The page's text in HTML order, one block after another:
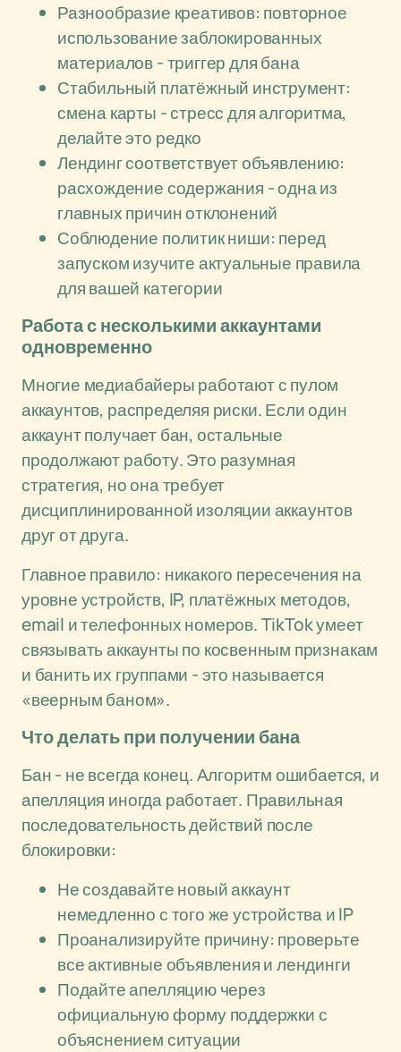
Разнообразие креативов: повторное
использование заблокированных
материалов - триггер для бана
Стабильный платёжный инструмент:
смена карты - стресс для алгоритма,
делайте это редко
Лендинг соответствует объявлению:
расхождение содержания - одна из
главных причин отклонений
Соблюдение политик ниши: перед
запуском изучите актуальные правила
для вашей категории
Работа с несколькими аккаунтами
одновременно
Многие медиабайеры работают с пулом
аккаунтов, распределяя риски. Если один
аккаунт получает бан, остальные
продолжают работу. Это разумная
стратегия, но она требует
дисциплинированной изоляции аккаунтов
друг от друга.
Главное правило: никакого пересечения на
уровне устройств, IP, платёжных методов,
email и телефонных номеров. TikTok умеет
связывать аккаунты по косвенным признакам
и банить их группами - это называется
«веерным баном».
Что делать при получении бана
Бан - не всегда конец. Алгоритм ошибается, и
апелляция иногда работает. Правильная
последовательность действий после
блокировки:
Не создавайте новый аккаунт
немедленно с того же устройства и IP
Проанализируйте причину: проверьте
все активные объявления и лендинги
Подайте апелляцию через
официальную форму поддержки с
объяснением ситуации